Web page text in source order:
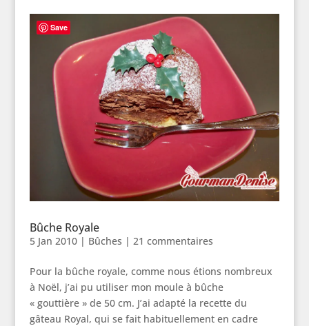
Bûche Royale
5 Jan 2010| Bûches | 21 commentaires
Pour la bûche royale, comme nous étions nombreux
à Noël, j’ai pu utiliser mon moule à bûche
« gouttière » de 50 cm. J’ai adapté la recette du
gâteau Royal, qui se fait habituellement en cadre
Save